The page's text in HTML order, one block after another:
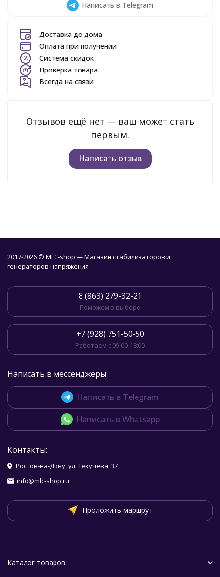
Написать в Telegram
Доставка до дома
Оплата при получении
Система скидок
Проверка товара
Всегда на связи
Отзывов ещё нет — ваш может стать
первым.
Написать отзыв
2017-2026 © MLC-shop — Магазин стабилизаторов и
генераторов напряжения
8 (863) 279-32-21
Поможем в выборе
+7 (928) 751-50-50
Работаем с 09:00-18:00
Написать в мессенджеры:
Написать в Telegram
Написать в Whatsapp
Контакты:
Ростов-на-Дону, ул. Текучева, 37
info@mlc-shop.ru
Проложить маршрут
Каталог товаров